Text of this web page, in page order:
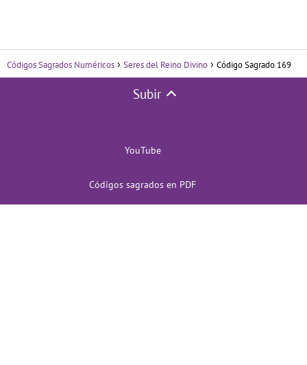
Códigos Sagrados Numéricos Seres del Reino Divino Código Sagrado 169
Subir
YouTube
Códigos sagrados en PDF